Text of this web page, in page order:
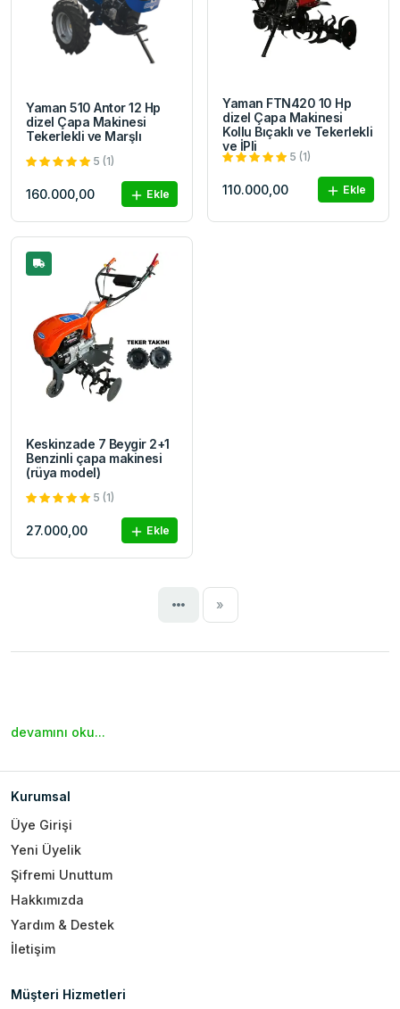
Yaman 510 Antor 12 Hp
dizel Çapa Makinesi
Tekerlekli ve Marşlı
5 (1)
160.000,00 Ekle
Yaman FTN420 10 Hp
dizel Çapa Makinesi
Kollu Bıçaklı ve Tekerlekli
ve İPli
5 (1)
110.000,00 Ekle
Keskinzade 7 Beygir 2+1
Benzinli çapa makinesi
(rüya model)
5 (1)
27.000,00 Ekle
»
devamını oku...
Kurumsal
Üye Girişi
Yeni Üyelik
Şifremi Unuttum
Hakkımızda
Yardım & Destek
İletişim
Müşteri Hizmetleri